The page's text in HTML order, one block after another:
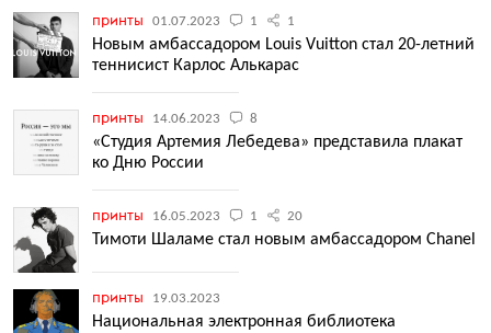
принты 01.07.2023 1 1
Новым амбассадором Louis Vuitton стал 20-летний
теннисист Карлос Алькарас
принты 14.06.2023 8
«Студия Артемия Лебедева» представила плакат
ко Дню России
принты 16.05.2023 1 20
Тимоти Шаламе стал новым амбассадором Chanel
принты 19.03.2023
Национальная электронная библиотека